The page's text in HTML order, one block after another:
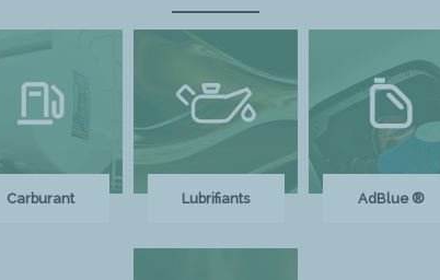
Carburant Lubrifiants AdBlue ®